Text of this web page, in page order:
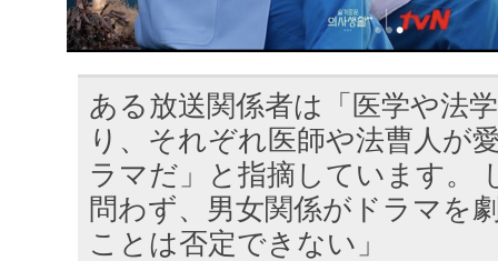
ある放送関係者は「医学や法
り、それぞれ医師や法曹人が
ラマだ」と指摘しています。
問わず、男女関係がドラマを
ことは否定できない」